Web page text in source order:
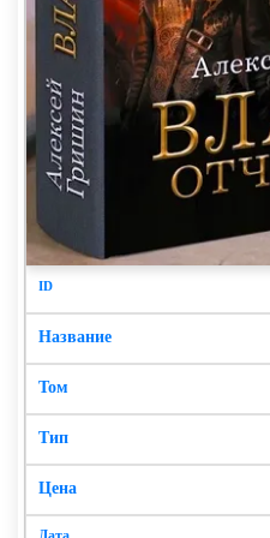
брошенном в огонь
его страхе, его боли, его
Впрочем, может
сединами великие
действительно желают
улучшить наш мир.
Но не я. Не я.
Не потому, что
Ничего уже не хочу,
Кроме снов, где я
страдаю и там я мечтаю.
Поэтому я беру в
улыбаюсь и готовлюсь
наяву пережить